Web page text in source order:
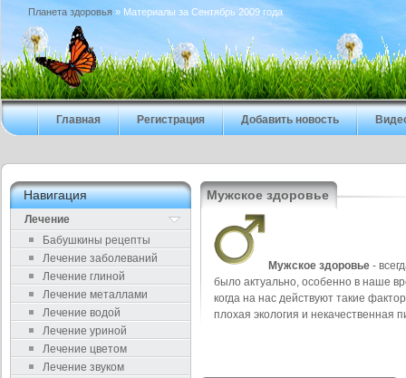
Планета здоровья » Материалы за Сентябрь 2009 года
Главная Регистрация Добавить новость
Навигация
Лечение
Бабушкины рецепты
Лечение заболеваний
Лечение глиной
Лечение металлами
Лечение водой
Лечение уриной
Лечение цветом
Лечение звуком
Мужское здоровье
Мужское здоровье -
было актуально, особенно в наше
когда на нас действуют такие
плохая экология и некачественная